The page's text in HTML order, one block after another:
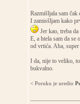
Razmišljala sam čak
I zamisšljam kako
Jer kao, treba
E, a htela sam da se
od vrtića. Aha,
I da, nije to veliko,
bukvalno.
< Poruku je uredio